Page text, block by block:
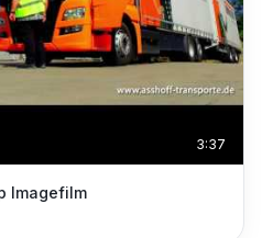
3:37
Spedition Asshoff Waltrop Imagefilm